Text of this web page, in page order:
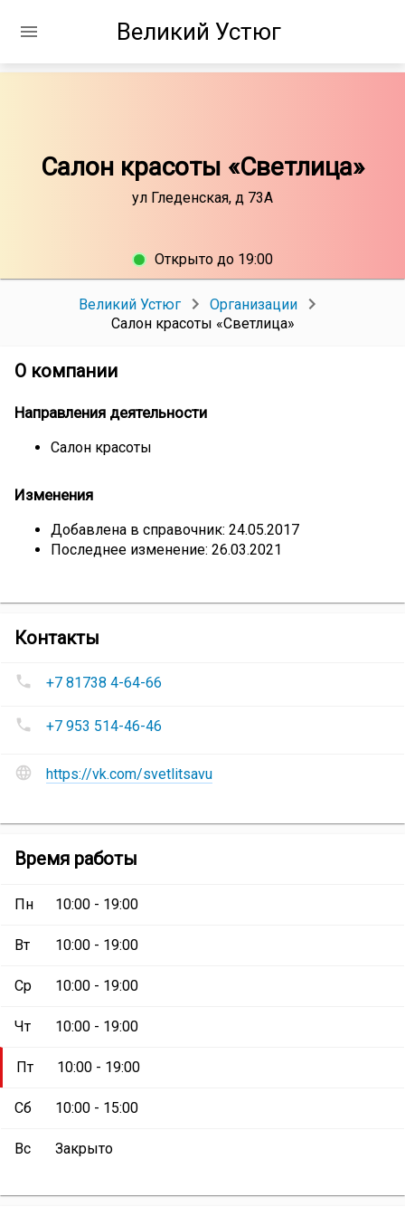
Великий Устюг
Салон красоты «Светлица»
ул Гледенская, д 73А
Открыто до 19:00
Великий Устюг
Организации
Салон красоты «Светлица»
О компании
Направления деятельности
Салон красоты
Изменения
Добавлена в справочник: 24.05.2017
Последнее изменение: 26.03.2021
Контакты
красоты
Номера
телефонов
красоты
+7 81738 4-64-66
+7 953 514-46-46
Сайт
и
сети
красоты
https://vk.com/svetlitsavu
Время работы
«Светлица»
Пн 10:00 - 19:00
Вт 10:00 - 19:00
Ср 10:00 - 19:00
Чт 10:00 - 19:00
Пт 10:00 - 19:00
Сб 10:00 - 15:00
Вс Закрыто